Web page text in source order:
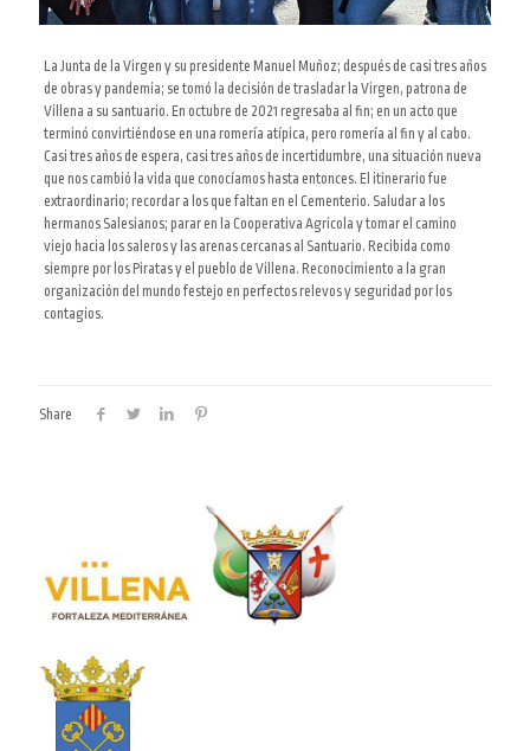
La Junta de la Virgen y su presidente Manuel Muñoz; después de casi tres años
de obras y pandemia; se tomó la decisión de trasladar la Virgen, patrona de
Villena a su santuario. En octubre de 2021 regresaba al fin; en un acto que
terminó convirtiéndose en una romería atípica, pero romería al fin y al cabo.
Casi tres años de espera, casi tres años de incertidumbre, una situación nueva
que nos cambió la vida que conocíamos hasta entonces. El itinerario fue
extraordinario; recordar a los que faltan en el Cementerio. Saludar a los
hermanos Salesianos; parar en la Cooperativa Agricola y tomar el camino
viejo hacia los saleros y las arenas cercanas al Santuario. Recibida como
siempre por los Piratas y el pueblo de Villena. Reconocimiento a la gran
organización del mundo festejo en perfectos relevos y seguridad por los
contagios.
Share